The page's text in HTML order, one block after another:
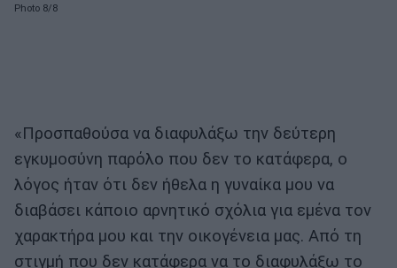
Photo 8/8
«Προσπαθούσα να διαφυλάξω την δεύτερη
εγκυμοσύνη παρόλο που δεν το κατάφερα, ο
λόγος ήταν ότι δεν ήθελα η γυναίκα μου να
διαβάσει κάποιο αρνητικό σχόλια για εμένα τον
χαρακτήρα μου και την οικογένεια μας. Από τη
στιγμή που δεν κατάφερα να το διαφυλάξω το